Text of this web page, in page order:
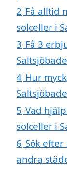
2 Få alltid
solceller i
3 Få 3
4 Hur
5 Vad
solceller i
6 Sök
andra